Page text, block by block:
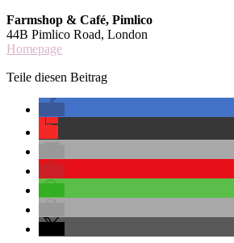
Farmshop & Café, Pimlico
44B Pimlico Road, London
Homepage
Teile diesen Beitrag